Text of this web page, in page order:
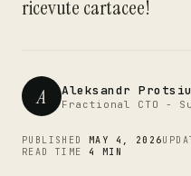
ricevute cartacee!
A Aleksandr
Fractional CTO -
PUBLISHED MAY 4, 2026
READ TIME 4 MIN